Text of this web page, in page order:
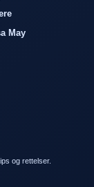
May
og rettelser.